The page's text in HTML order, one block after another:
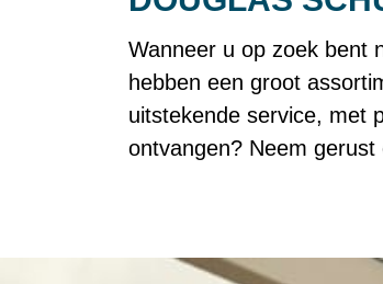
Wanneer u op zoek bent
hebben een groot
uitstekende service, met
ontvangen? Neem